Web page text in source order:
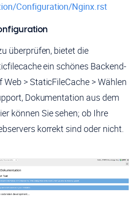
Configuration/Nginx.rst
überprüfen, bietet die
ein schönes Backend-
Web > StaticFileCache > Wählen
Dokumentation aus dem
können Sie sehen; ob Ihre
korrekt sind oder nicht.